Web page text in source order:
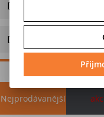
Dotaz na výrobek
Doporučit výrobek
Nejprodávanější